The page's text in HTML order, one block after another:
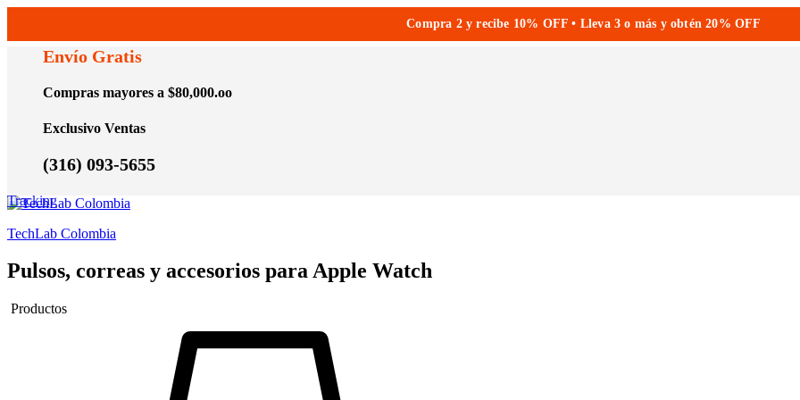
Compra 2 y recibe 10% OFF • Lleva 3 o más y obtén 20% OFF
Envío Gratis
Compras mayores a $80,000.oo
Exclusivo Ventas
(316) 093-5655
Tracking
TechLab Colombia
Pulsos, correas y accesorios para Apple Watch
Productos